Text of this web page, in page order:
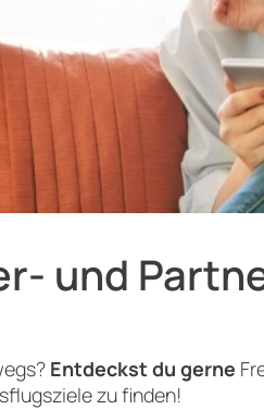
und
Entdeckst du gerne
zu finden!